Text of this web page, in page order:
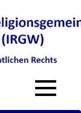
Toggle